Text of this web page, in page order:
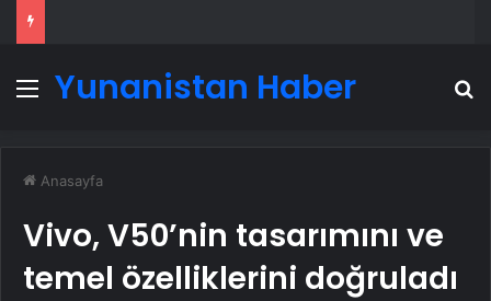
Menü
Yunanistan Haber
Anasayfa
Vivo, V50’nin tasarımını ve
temel özelliklerini doğruladı